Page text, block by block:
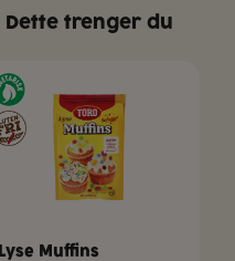
Dette trenger du
Lyse Muffins